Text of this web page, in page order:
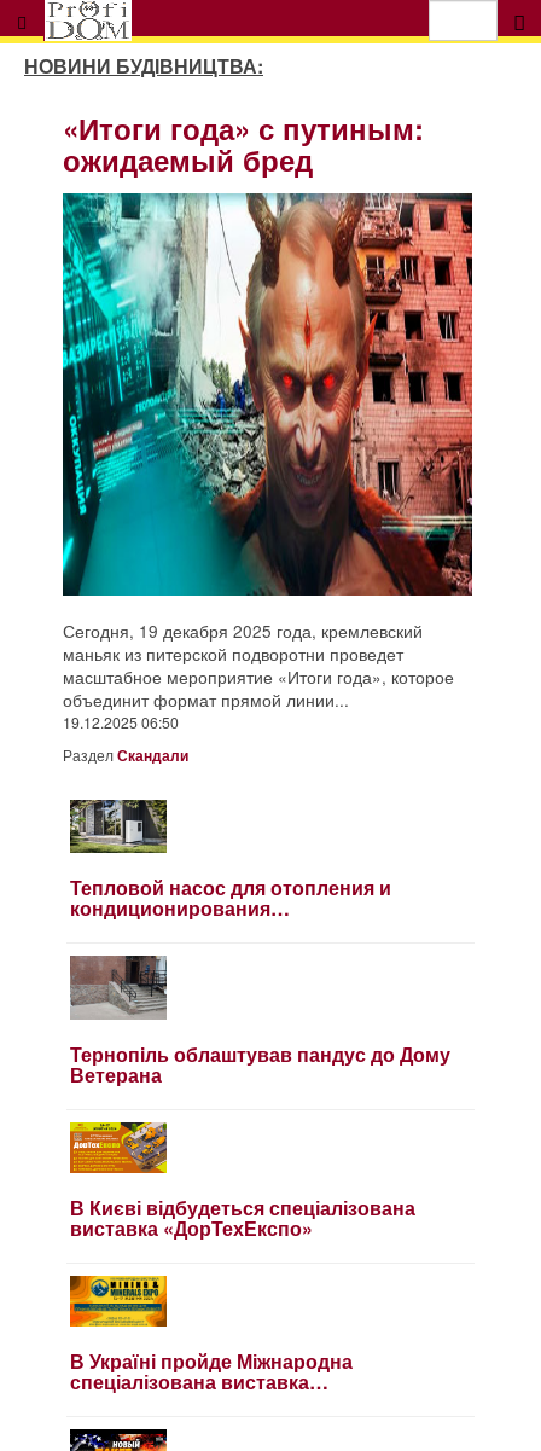
НОВИНИ БУДІВНИЦТВА:
Си требует от пу отдать
Сибирь
Китай в ультимативной форме пытается
«договориться» с Путиным о массовой
леса в Сибири.
05.10.2025 07:20
Тепловой насос для отопления и
кондиционирования…
Тернопiль облаштував пандус до Дому
Ветерана
В Києві відбудеться спеціалізована
виставка «ДорТехЕкспо»
В Україні пройде Міжнародна
спеціалізована виставка…